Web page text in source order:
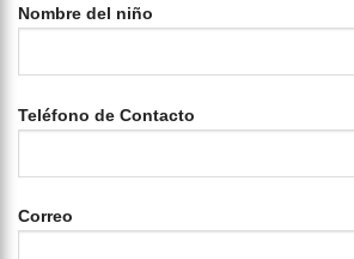
Nombre del niño
Teléfono de Contacto
Correo